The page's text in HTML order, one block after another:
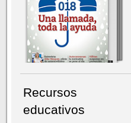
Recursos
educativos